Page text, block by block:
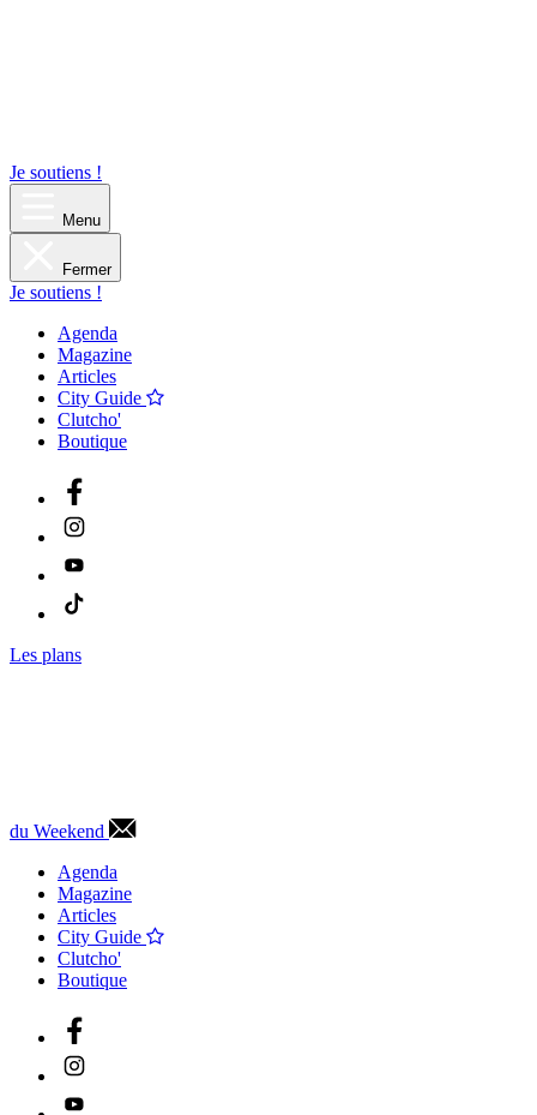
Je soutiens !
Menu
Fermer
Je soutiens !
Agenda
Magazine
Articles
City Guide
Clutcho'
Boutique
Les plans
du Weekend
Agenda
Magazine
Articles
City Guide
Clutcho'
Boutique